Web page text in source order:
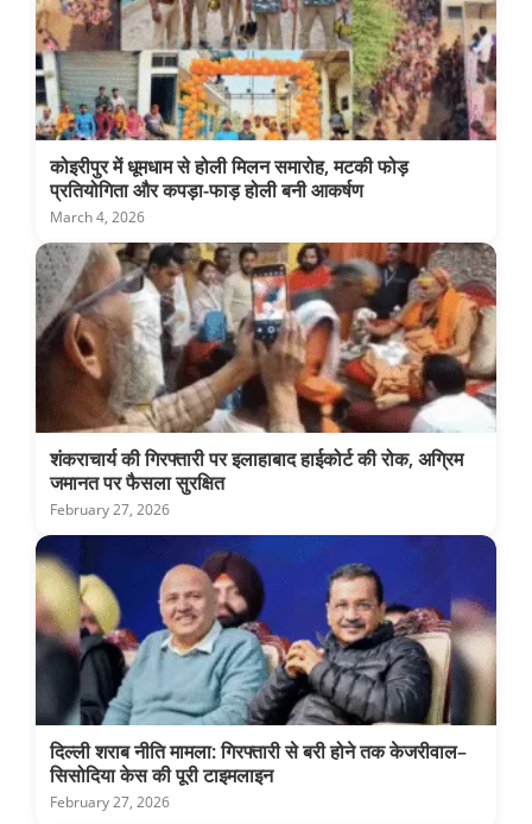
कोइरीपुर में धूमधाम से होली मिलन समारोह, मटकी फोड़
प्रतियोगिता और कपड़ा-फाड़ होली बनी आकर्षण
March 4, 2026
शंकराचार्य की गिरफ्तारी पर इलाहाबाद हाईकोर्ट की रोक, अग्रिम
जमानत पर फैसला सुरक्षित
February 27, 2026
दिल्ली शराब नीति मामला: गिरफ्तारी से बरी होने तक केजरीवाल–
सिसोदिया केस की पूरी टाइमलाइन
February 27, 2026